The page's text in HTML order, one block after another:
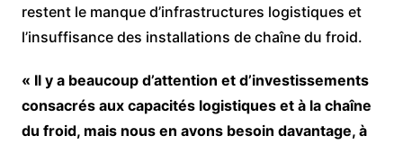
restent le manque d’infrastructures logistiques et
l’insuffisance des installations de chaîne du froid.
« Il y a beaucoup d’attention et d’investissements
consacrés aux capacités logistiques et à la chaîne
du froid, mais nous en avons besoin davantage, à